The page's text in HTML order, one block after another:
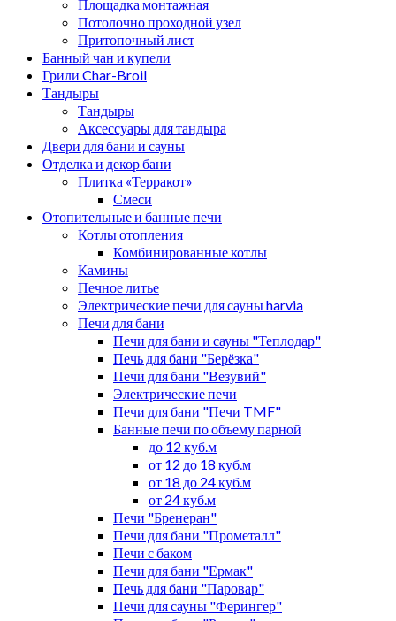
Площадка монтажная
Потолочно проходной узел
Притопочный лист
Банный чан и купели
Грили Char-Broil
Тандыры
Тандыры
Аксессуары для тандыра
Двери для бани и сауны
Отделка и декор бани
Плитка «Терракот»
Смеси
Отопительные и банные печи
Котлы отопления
Комбинированные котлы
Камины
Печное литье
Электрические печи для сауны harvia
Печи для бани
Печи для бани и сауны "Теплодар"
Печь для бани "Берёзка"
Печи для бани "Везувий"
Электрические печи
Печи для бани "Печи TMF"
Банные печи по объему парной
до 12 куб.м
от 12 до 18 куб.м
от 18 до 24 куб.м
от 24 куб.м
Печи "Бренеран"
Печи для бани "Прометалл"
Печи с баком
Печи для бани "Ермак"
Печь для бани "Паровар"
Печи для сауны "Ферингер"